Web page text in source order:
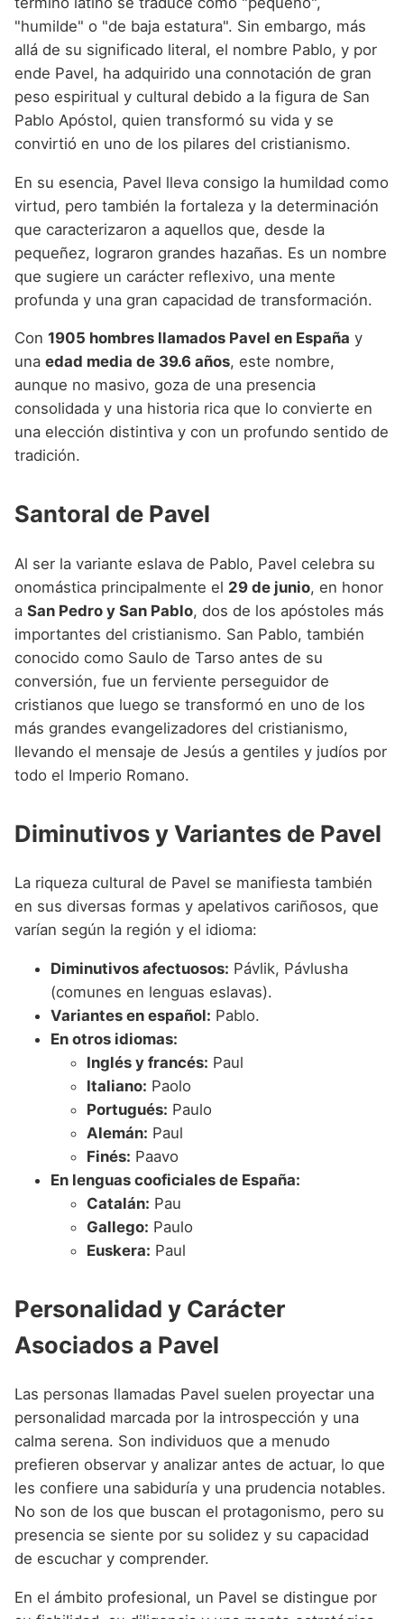
Nombres de niño que empiezan por P
Nombres de niño que empiezan por Q
Nombres de niño que empiezan por R
Nombres de niño que empiezan por S
Nombres de niño que empiezan por T
Nombres de niño que empiezan por U
Nombres de niño que empiezan por V
Nombres de niño que empiezan por W
Nombres de niño que empiezan por X
Nombres de niño que empiezan por Z
Nombres de Niño Valencianos
Nombres de Niño Vascos
Nombres de Niño Rumanos
Nombres de Niño Rusos
Nombres de Niño Suecos
"humilde" o "de baja estatura". Sin embargo, más
allá de su significado literal, el nombre Pablo, y por
ende Pavel, ha adquirido una connotación de gran
peso espiritual y cultural debido a la figura de San
Pablo Apóstol, quien transformó su vida y se
convirtió en uno de los pilares del cristianismo.
En su esencia, Pavel lleva consigo la humildad como
virtud, pero también la fortaleza y la determinación
que caracterizaron a aquellos que, desde la
pequeñez, lograron grandes hazañas. Es un nombre
que sugiere un carácter reflexivo, una mente
profunda y una gran capacidad de transformación.
Con 1905 hombres llamados Pavel en España y
una edad media de 39.6 años, este nombre,
aunque no masivo, goza de una presencia
consolidada y una historia rica que lo convierte en
una elección distintiva y con un profundo sentido de
tradición.
Santoral de Pavel
Al ser la variante eslava de Pablo, Pavel celebra su
onomástica principalmente el 29 de junio, en honor
a San Pedro y San Pablo, dos de los apóstoles más
importantes del cristianismo. San Pablo, también
conocido como Saulo de Tarso antes de su
conversión, fue un ferviente perseguidor de
cristianos que luego se transformó en uno de los
más grandes evangelizadores del cristianismo,
llevando el mensaje de Jesús a gentiles y judíos por
todo el Imperio Romano.
Diminutivos y Variantes de Pavel
La riqueza cultural de Pavel se manifiesta también
en sus diversas formas y apelativos cariñosos, que
varían según la región y el idioma:
Diminutivos afectuosos: Pávlik, Pávlusha
(comunes en lenguas eslavas).
Variantes en español: Pablo.
En otros idiomas:
Inglés y francés: Paul
Italiano: Paolo
Portugués: Paulo
Alemán: Paul
Finés: Paavo
En lenguas cooficiales de España:
Catalán: Pau
Gallego: Paulo
Euskera: Paul
Personalidad y Carácter
Asociados a Pavel
Las personas llamadas Pavel suelen proyectar una
personalidad marcada por la introspección y una
calma serena. Son individuos que a menudo
prefieren observar y analizar antes de actuar, lo que
les confiere una sabiduría y una prudencia notables.
No son de los que buscan el protagonismo, pero su
presencia se siente por su solidez y su capacidad
de escuchar y comprender.
En el ámbito profesional, un Pavel se distingue por